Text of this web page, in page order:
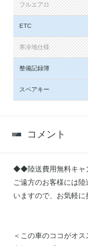
フルエアロ
ETC
寒冷地仕様
整備記録簿
スペアキー
コメント
◆◆陸送費用無料キ
ご遠方のお客様には
いますので、お気軽に
＜この車のココがオス